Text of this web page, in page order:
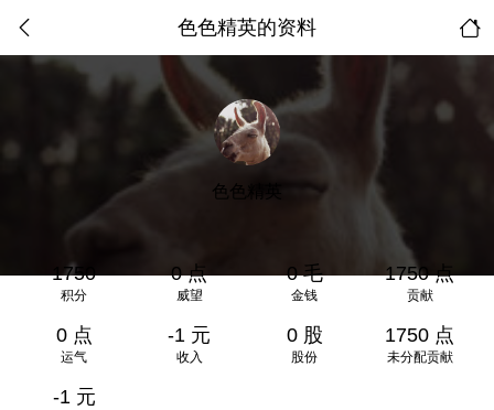
色色精英的资料
色色精英
1750
积分
0 点
威望
0 毛
金钱
1750 点
贡献
0 点
运气
-1 元
收入
0 股
股份
1750 点
未分配贡献
-1 元